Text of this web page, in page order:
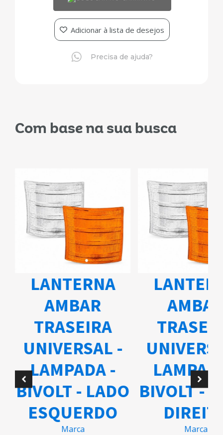
Adicionar à lista de desejos
Precisa de ajuda?
Com base na sua busca
LANTERNA
AMBAR
TRASEIRA
UNIVERSAL -
LAMPADA -
BIVOLT - LADO
ESQUERDO
Marca
BIVOLT -
Marca